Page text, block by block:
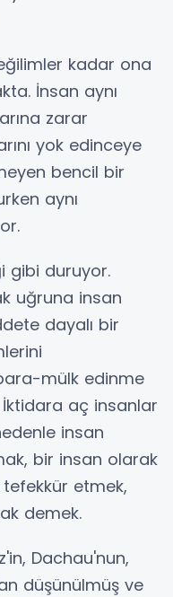
kadar ona
İnsan aynı
zarar
yok edinceye
bencil bir
aynı
gibi duruyor.
uğruna insan
dayalı bir
mülk edinme
İktidara aç insanlar
insan
bir insan olarak
etmek,
demek.
Dachau'nun,
düşünülmüş ve